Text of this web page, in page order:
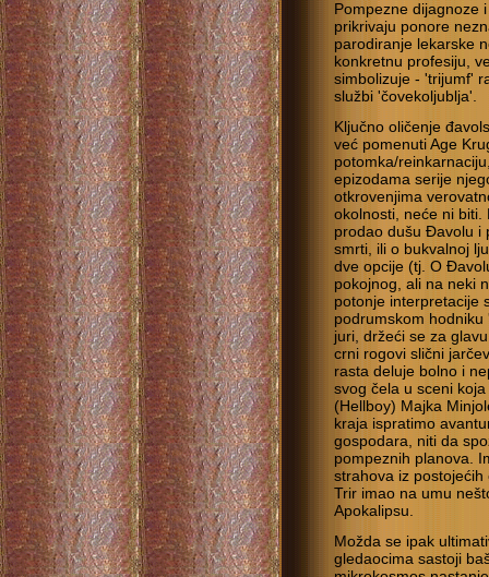
Pompezne dijagnoze
prikrivaju ponore
parodiranje lekarske
konkretnu profesiju,
simbolizuje - 'trijumf'
službi 'čovekoljublja'.
Ključno oličenje
već pomenuti Age
potomka/
epizodama serije
otkrovenjima
okolnosti, neće ni biti.
prodao dušu Đavolu i
smrti, ili o bukvalnoj
dve opcije (tj. O
pokojnog, ali na neki
potonje interpretacije
podrumskom
juri, držeći se za
crni rogovi slični
rasta deluje bolno i
svog čela u sceni
(Hellboy) Majka
kraja ispratimo
gospodara, niti da
pompeznih planova.
strahova iz
Trir imao na umu
Apokalipsu.
Možda se ipak
gledaocima sastoji